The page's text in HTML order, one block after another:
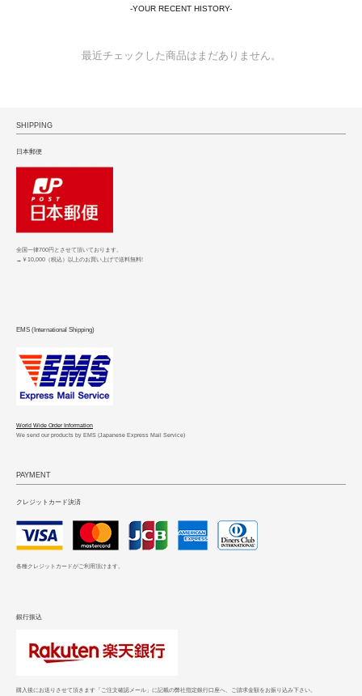
-YOUR RECENT HISTORY-
最近チェックした商品はまだありません。
SHIPPING
日本郵便
全国一律700円とさせて頂いております。
→￥10,000（税込）以上のお買い上げで送料無料!
EMS (International Shipping)
World Wide Order Information
We send our products by EMS (Japanese Express Mail Service)
PAYMENT
クレジットカード決済
各種クレジットカードがご利用頂けます。
銀行振込
購入後にお送りさせて頂きます「ご注文確認メール」に記載の弊社指定銀行口座へ、ご請求金額をお振り込み下さい。